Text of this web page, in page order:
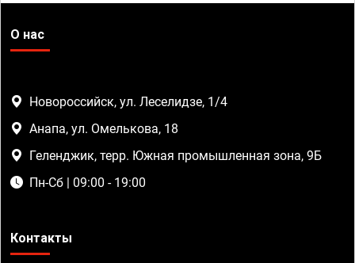
О нас
Новороссийск, ул. Леселидзе, 1/4
Анапа, ул. Омелькова, 18
Геленджик, терр. Южная промышленная зона, 9Б
Пн-Сб | 09:00 - 19:00
Контакты